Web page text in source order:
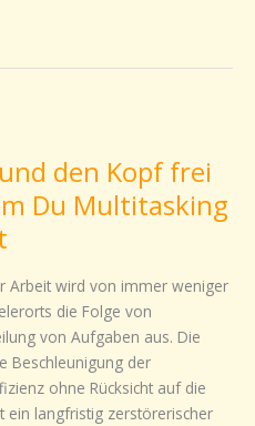
den Kopf frei
Du Multitasking
Arbeit wird von immer weniger
die Folge von
von Aufgaben aus. Die
Beschleunigung der
ohne Rücksicht auf die
ein langfristig zerstörerischer